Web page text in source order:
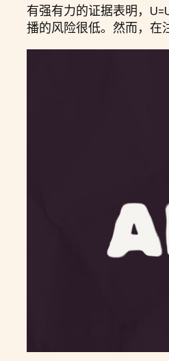
有强有力的证据表明，
播的风险很低。然而，在